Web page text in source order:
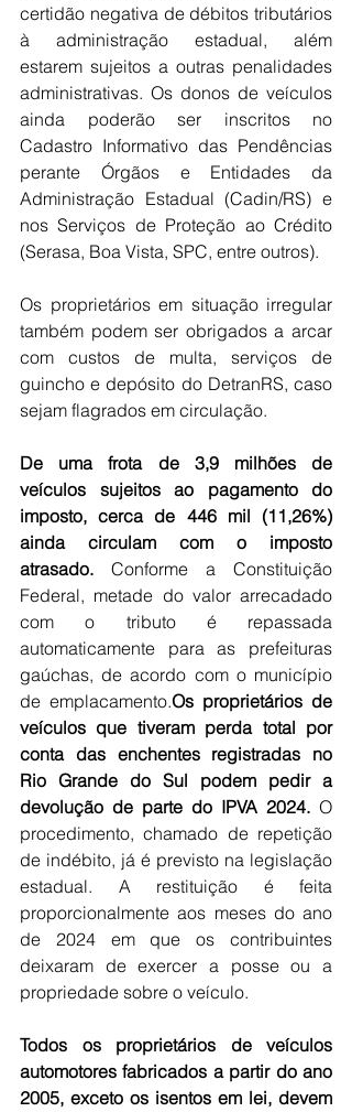
certidão negativa de débitos tributários
à administração estadual, além
estarem sujeitos a outras penalidades
administrativas. Os donos de veículos
ainda poderão ser inscritos no
Cadastro Informativo das Pendências
perante Órgãos e Entidades da
Administração Estadual (Cadin/RS) e
nos Serviços de Proteção ao Crédito
(Serasa, Boa Vista, SPC, entre outros).
Os proprietários em situação irregular
também podem ser obrigados a arcar
com custos de multa, serviços de
guincho e depósito do DetranRS, caso
sejam flagrados em circulação.
De uma frota de 3,9 milhões de
veículos sujeitos ao pagamento do
imposto, cerca de 446 mil (11,26%)
ainda circulam com o imposto
atrasado. Conforme a Constituição
Federal, metade do valor arrecadado
com o tributo é repassada
automaticamente para as prefeituras
gaúchas, de acordo com o município
de emplacamento.Os proprietários de
veículos que tiveram perda total por
conta das enchentes registradas no
Rio Grande do Sul podem pedir a
devolução de parte do IPVA 2024. O
procedimento, chamado de repetição
de indébito, já é previsto na legislação
estadual. A restituição é feita
proporcionalmente aos meses do ano
de 2024 em que os contribuintes
deixaram de exercer a posse ou a
propriedade sobre o veículo.
Todos os proprietários de veículos
automotores fabricados a partir do ano
2005, exceto os isentos em lei, devem